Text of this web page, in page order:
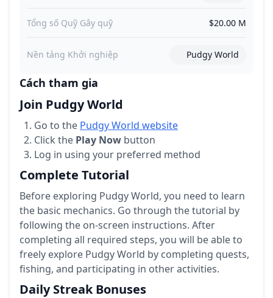
Tổng số Quỹ Gây quỹ $20.00 M
Nền tảng Khởi nghiệp Pudgy World
Cách tham gia
Join Pudgy World
Go to the Pudgy World website
Click the Play Now button
Log in using your preferred method
Complete Tutorial
Before exploring Pudgy World, you need to learn
the basic mechanics. Go through the tutorial by
following the on-screen instructions. After
completing all required steps, you will be able to
freely explore Pudgy World by completing quests,
fishing, and participating in other activities.
Daily Streak Bonuses